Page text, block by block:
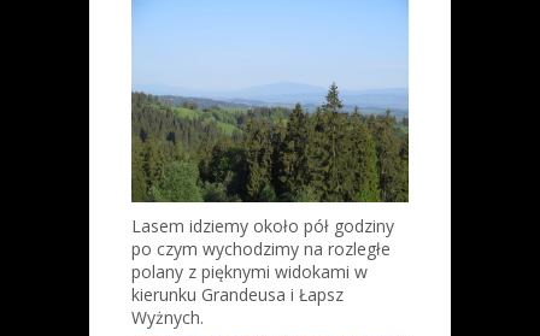
Lasem idziemy około pół godziny
po czym wychodzimy na rozległe
polany z pięknymi widokami w
kierunku Grandeusa i Łapsz
Wyżnych.